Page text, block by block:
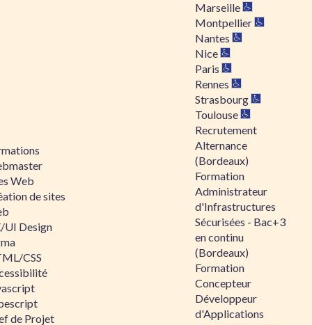
Web
de sites
UI Design
CSS
de Projet
Marseille
Montpellier
Nantes
Nice
Paris
Rennes
Strasbourg
Toulouse
Recrutement
Alternance
(Bordeaux)
Formation
Administrateur
d'Infrastructures
Sécurisées - Bac+3
en continu
(Bordeaux)
Formation
Concepteur
Développeur
d'Applications